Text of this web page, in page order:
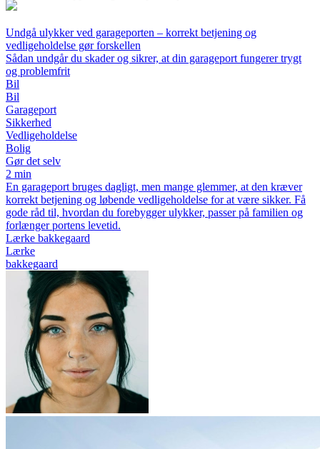
Undgå ulykker ved garageporten – korrekt betjening og
vedligeholdelse gør forskellen
Sådan undgår du skader og sikrer, at din garageport fungerer trygt
og problemfrit
Bil
Bil
Garageport
Sikkerhed
Vedligeholdelse
Bolig
Gør det selv
2 min
En garageport bruges dagligt, men mange glemmer, at den kræver
korrekt betjening og løbende vedligeholdelse for at være sikker. Få
gode råd til, hvordan du forebygger ulykker, passer på familien og
forlænger portens levetid.
Lærke bakkegaard
Lærke
bakkegaard